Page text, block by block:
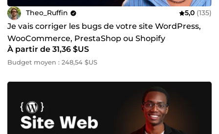
Theo_Ruffin 5,0 (135)
Je vais corriger les bugs de votre site WordPress,
WooCommerce, PrestaShop ou Shopify
À partir de 31,36 $US
Budget moyen : 248,54 $US